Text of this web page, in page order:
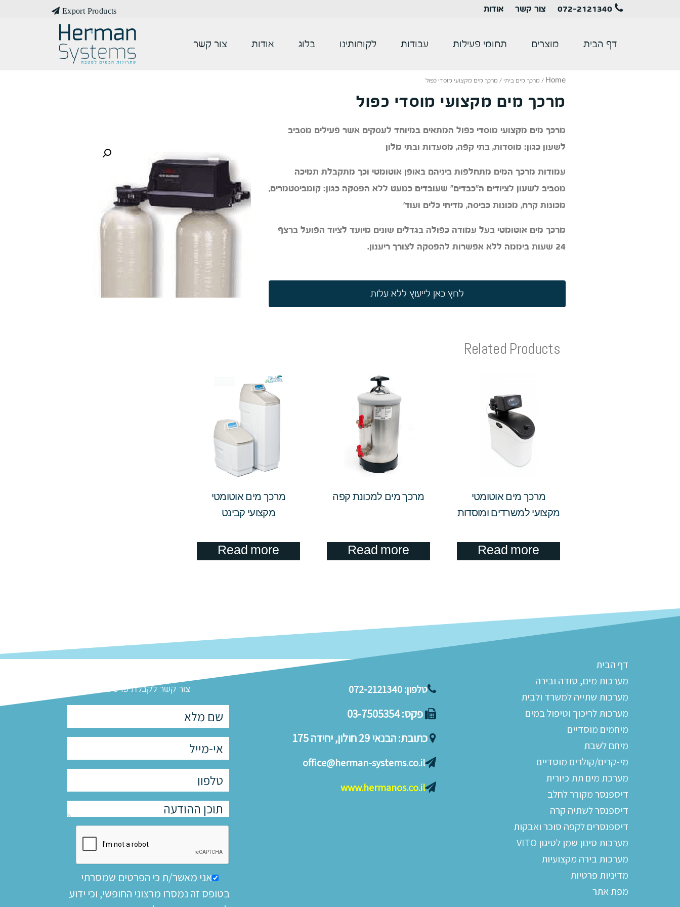
צור קשר אודות Export Products
דף הבית מוצרים תחומי פעילות עבודות לקוחותינו בלוג אודות צור קשר
Home
/ מרכך מים ביתי / מרכך מים מקצועי מוסדי כפול
מרכך מים מקצועי מוסדי כפול
מרכך מים מקצועי מוסדי כפול המתאים במיוחד לעסקים אשר פעילים מסביב
לשעוןכגון: מוסדות, בתי קפה, מסעדות ובתי מלון
עמודות מרכך המים מתחלפות ביניהם באופן אוטומטי וכך מתקבלת תמיכה
מסביב לשעון לציודים ה"כבדים" שעובדים כמעט ללא הפסקה כגון: קומביסטמרים,
מכונות קרח, מכונות כביסה, מדיחי כלים ועוד'
מרכך מים אוטומטי בעל עמודה כפולה בגדלים שונים מיועד לציוד הפועל ברצף
24 שעות ביממה ללא אפשרות להפסקה לצורך ריענון.
לחץ כאן לייעוץ ללא עלות
Related Products
מרכך מים אוטומטי
מקצועי למשרדים ומוסדות
Read more
מרכך מים למכונת קפה
Read more
מרכך מים אוטומטי
מקצועי קבינט
Read more
דף הבית
מערכות מים, סודה ובירה
מערכות שתייה למשרד ולבית
מערכות לריכוך וטיפול במים
מיחמים מוסדיים
מיחם לשבת
מי-קרים/קולרים מוסדיים
מערכת מים תת כיורית
דיספנסר מקורר לחלב
דיספנסר לשתיה קרה
דיספנסרים לקפה סוכר ואבקות
מערכות סינון שמן לטיגון VITO
מערכות בירה מקצועיות
מדיניות פרטיות
מפת אתר
טלפון:072-2121340
פקס:03-7505354
כתובת:הבנאי 29 חולון, יחידה 175
office@herman-systems.co.il
www.hermanos.co.il
צור קשר לקבלת פרטים
אני מאשר/ת כי הפרטים שמסרתי
בטופס זה נמסרו מרצוני החופשי, וכי ידוע